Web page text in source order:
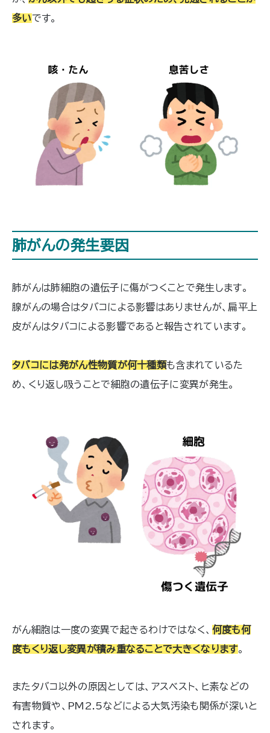
多いです。
肺がんの発生要因
肺がんは肺細胞の遺伝子に傷がつくことで発生します。
腺がんの場合はタバコによる影響はありませんが、扁平上
皮がんはタバコによる影響であると報告されています。
タバコには発がん性物質が何十種類も含まれているた
め、くり返し吸うことで細胞の遺伝子に変異が発生。
がん細胞は一度の変異で起きるわけではなく、 何度も何
度もくり返し変異が積み重なることで大きくなります。
またタバコ以外の原因としては、アスベスト、ヒ素などの
有害物質や、PM2.5などによる大気汚染も関係が深いと
されます。